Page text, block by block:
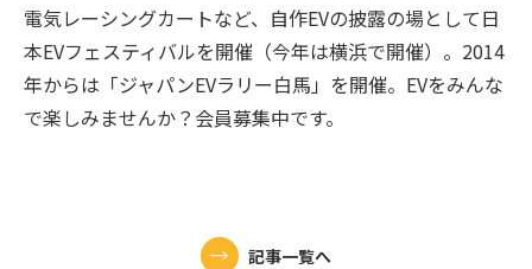
電気レーシングカートなど、自作EVの披露の場として日
本EVフェスティバルを開催（今年は横浜で開催）。2014
年からは「ジャパンEVラリー白馬」を開催。EVをみんな
で楽しみませんか？会員募集中です。
記事一覧へ